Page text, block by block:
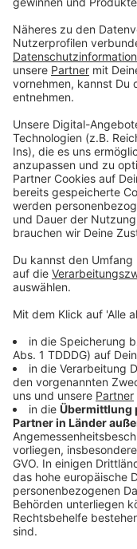
Du
Bayern